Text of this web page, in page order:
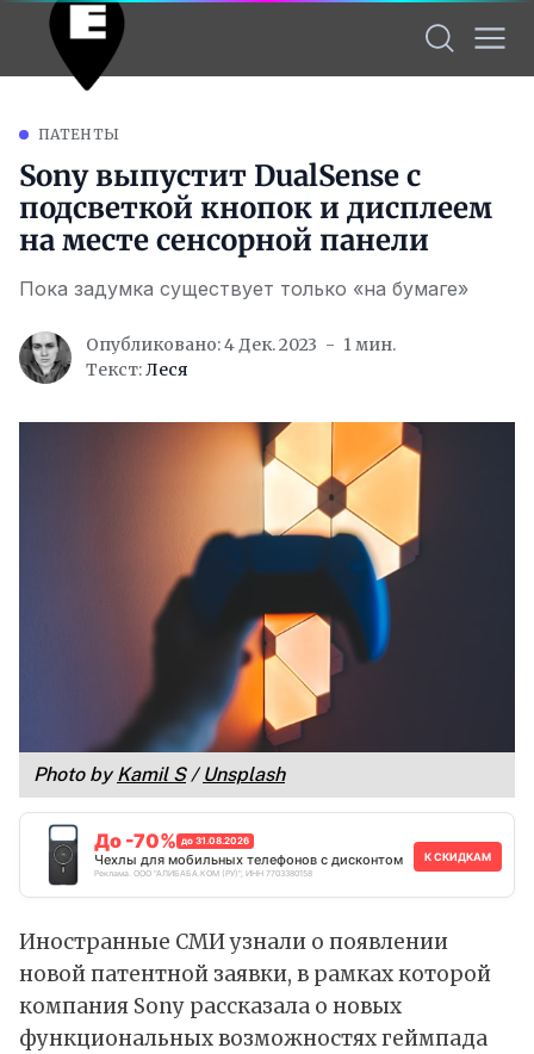
ПАТЕНТЫ
Sony выпустит DualSense с
подсветкой кнопок и дисплеем
на месте сенсорной панели
Пока задумка существует только «на бумаге»
Опубликовано: 4 Дек. 2023
1 мин.
Текст:Леся
Photo by Kamil S / Unsplash
До -70% до 31.08.2026
Чехлы для мобильных телефонов с дисконтом
Реклама. ООО "АЛИБАБА.КОМ (РУ)", ИНН 7703380158
К СКИДКАМ
Иностранные СМИ узнали о появлении
новой патентной заявки, в рамках которой
компания Sony рассказала о новых
функциональных возможностях геймпада